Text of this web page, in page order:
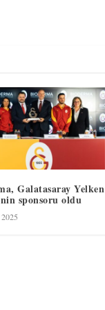
Galatasaray Yelken
sponsoru oldu